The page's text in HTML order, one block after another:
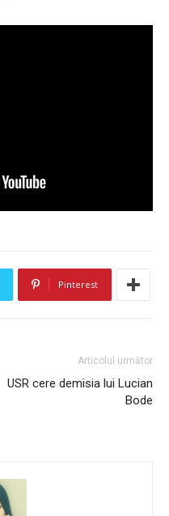
Pinterest
Articolul următor
USR cere demisia lui Lucian
Bode